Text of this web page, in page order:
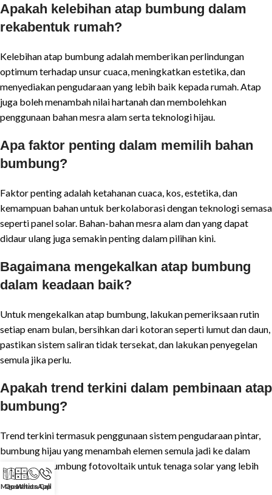
Apakah kelebihan atap bumbung dalam
rekabentuk rumah?
Kelebihan atap bumbung adalah memberikan perlindungan
optimum terhadap unsur cuaca, meningkatkan estetika, dan
menyediakan pengudaraan yang lebih baik kepada rumah. Atap
juga boleh menambah nilai hartanah dan membolehkan
penggunaan bahan mesra alam serta teknologi hijau.
Apa faktor penting dalam memilih bahan
bumbung?
Faktor penting adalah ketahanan cuaca, kos, estetika, dan
kemampuan bahan untuk berkolaborasi dengan teknologi semasa
seperti panel solar. Bahan-bahan mesra alam dan yang dapat
didaur ulang juga semakin penting dalam pilihan kini.
Bagaimana mengekalkan atap bumbung
dalam keadaan baik?
Untuk mengekalkan atap bumbung, lakukan pemeriksaan rutin
setiap enam bulan, bersihkan dari kotoran seperti lumut dan daun,
pastikan sistem saliran tidak tersekat, dan lakukan penyegelan
semula jika perlu.
Apakah trend terkini dalam pembinaan atap
bumbung?
Trend terkini termasuk penggunaan sistem pengudaraan pintar,
bumbung hijau yang menambah elemen semula jadi ke dalam
rumah, dan bumbung fotovoltaik untuk tenaga solar yang lebih
lestari.
Maps
Quotation
WhatsApp
Call